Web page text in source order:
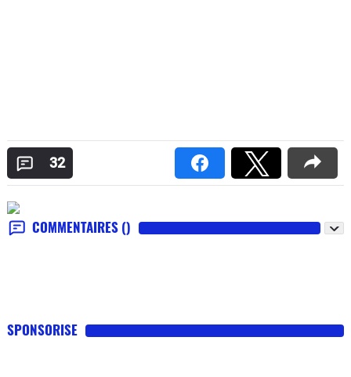
32
COMMENTAIRES ()
SPONSORISE